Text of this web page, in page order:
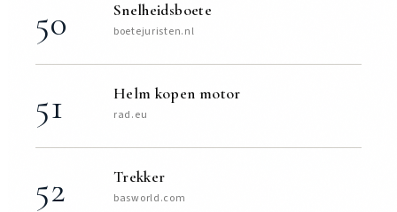
50 Snelheidsboete
boetejuristen.nl
51 Helm kopen motor
rad.eu
52 Trekker
basworld.com